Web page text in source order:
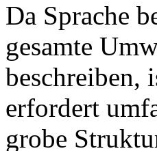
Da Sprache
gesamte
beschreiben,
erfordert
grobe